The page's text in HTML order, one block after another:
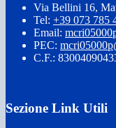
Via Bellini 16,
Tel: +39 073 785
Email:
PEC:
C.F.:
Sezione Link Utili